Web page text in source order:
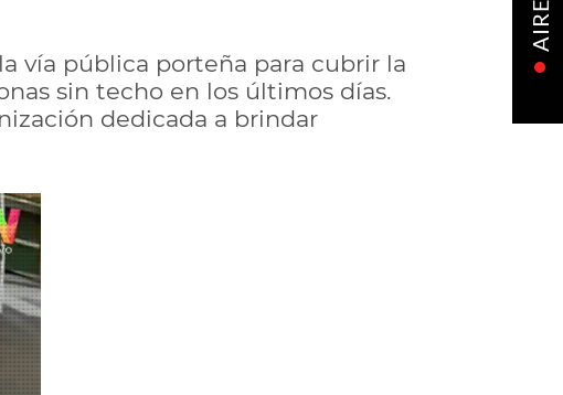
vía pública porteña para cubrir la
sin techo en los últimos días.
dedicada a brindar
AIRE